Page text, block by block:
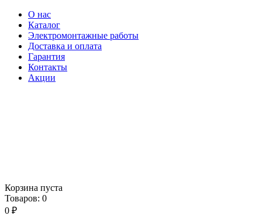
О нас
Каталог
Электромонтажные работы
Доставка и оплата
Гарантия
Контакты
Акции
Корзина пуста
Товаров: 0
0 ₽